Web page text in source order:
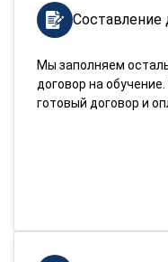
Составление
Мы заполняем
договор на
готовый договор и